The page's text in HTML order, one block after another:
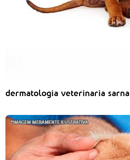
dermatologia veterinaria sarna